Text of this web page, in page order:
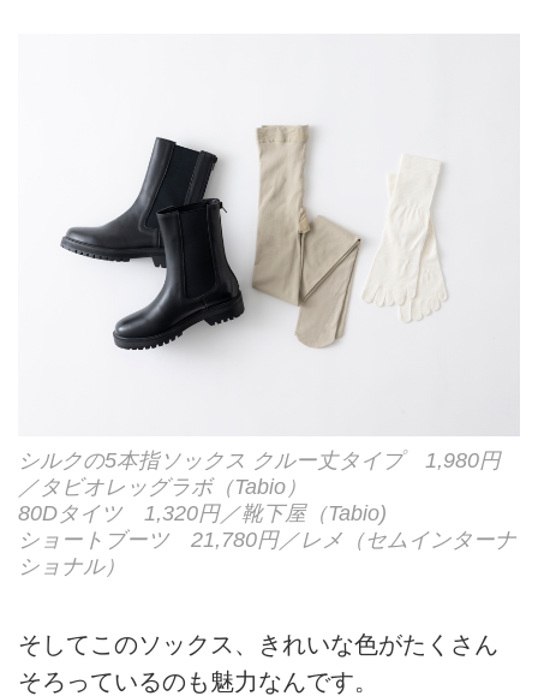
シルクの5本指ソックス クルー丈タイプ 1,980円
／タビオレッグラボ（Tabio）
80Dタイツ 1,320円／靴下屋（Tabio)
ショートブーツ 21,780円／レメ（セムインターナ
ショナル）
そしてこのソックス、きれいな色がたくさん
そろっているのも魅力なんです。